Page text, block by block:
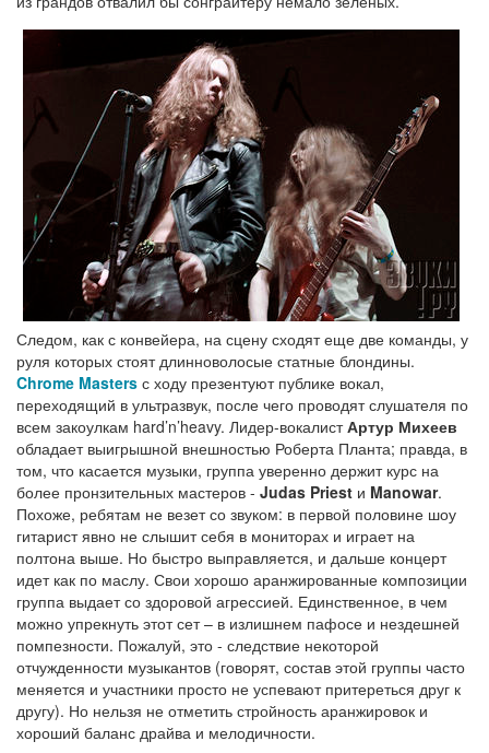
Следом, как с конвейера, на сцену сходят еще две команды, у
руля которых стоят длинноволосые статные блондины.
Chrome Masters с ходу презентуют публике вокал,
переходящий в ультразвук, после чего проводят слушателя по
всем закоулкам hard’n’heavy. Лидер-вокалистАртур Михеев
обладает выигрышной внешностью Роберта Планта; правда, в
том, что касается музыки, группа уверенно держит курс на
более пронзительных мастеров - Judas Priest и Manowar.
Похоже, ребятам не везет со звуком: в первой половине шоу
гитарист явно не слышит себя в мониторах и играет на
полтона выше. Но быстро выправляется, и дальше концерт
идет как по маслу. Свои хорошо аранжированные композиции
группа выдает со здоровой агрессией. Единственное, в чем
можно упрекнуть этот сет – в излишнем пафосе и нездешней
помпезности. Пожалуй, это - следствие некоторой
отчужденности музыкантов (говорят, состав этой группы часто
меняется и участники просто не успевают притереться друг к
другу). Но нельзя не отметить стройность аранжировок и
хороший баланс драйва и мелодичности.